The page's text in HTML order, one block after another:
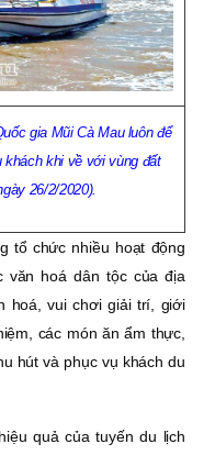
gia Mũi Cà Mau luôn để
khách khi về với vùng đất
26/2/2020).
tổ chức nhiều hoạt động
văn hoá dân tộc của địa
hoá, vui chơi giải trí, giới
các món ăn ẩm thực,
hút và phục vụ khách du
quả của tuyến du lịch